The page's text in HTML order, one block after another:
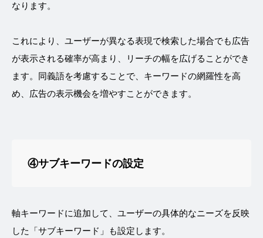
なります。
これにより、ユーザーが異なる表現で検索した場合でも広告
が表示される確率が高まり、リーチの幅を広げることができ
ます。同義語を考慮することで、キーワードの網羅性を高
め、広告の表示機会を増やすことができます。
④サブキーワードの設定
軸キーワードに追加して、ユーザーの具体的なニーズを反映
した「サブキーワード」も設定します。